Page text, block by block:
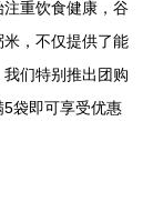
重饮食健康，谷
，不仅提供了能
们特别推出团购
袋即可享受优惠